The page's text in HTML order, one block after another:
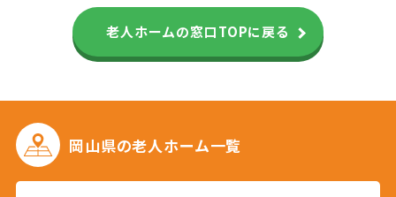
老人ホームの窓口TOPに戻る
岡山県の老人ホーム一覧